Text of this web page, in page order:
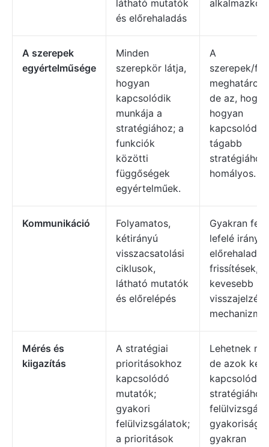
látható mutatók
és előrehaladás
A szerepek
egyértelműsége
Minden
szerepkör látja,
hogyan
kapcsolódik
munkája a
stratégiához; a
funkciók
közötti
függőségek
egyértelműek.
A
szerepek/
de az, hogy
hogyan
tágabb
stratégiához,
homályos.
Kommunikáció
Folyamatos,
kétirányú
visszacsatolási
ciklusok,
látható mutatók
és előrelépés
Gyakran
lefelé
előrehaladási
frissítések,
kevesebb
visszajelzési
Mérés és
kiigazítás
A stratégiai
prioritásokhoz
kapcsolódó
mutatók;
gyakori
felülvizsgálatok;
a prioritások
Lehetnek
de azok
gyakorisága
gyakran